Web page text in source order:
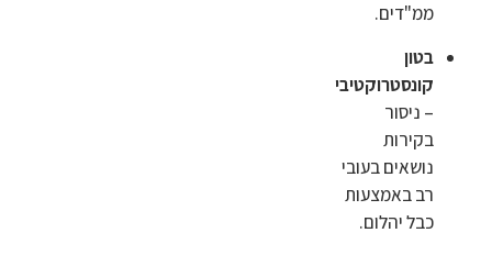
ממ"דים.
בטון
קונסטרוקטיבי
– ניסור
בקירות
נושאים בעובי
רב באמצעות
כבל יהלום.